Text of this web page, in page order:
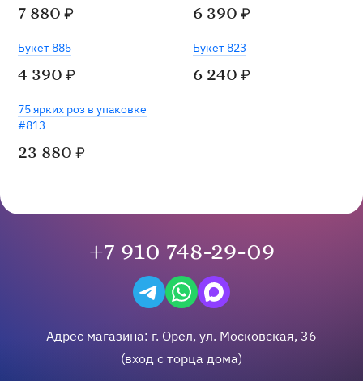
7 880 ₽ 6 390 ₽
Букет 885
4 390 ₽
Букет 823
6 240 ₽
75 ярких роз в упаковке
#813
23 880 ₽
+7 910 748-29-09
Написать в Telegram
Написать на WhatsApp
Написать в Max
Адрес магазина: г. Орел, ул. Московская, 36
(вход с торца дома)